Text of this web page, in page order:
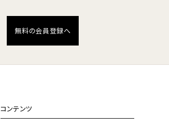
無料の会員登録へ
コンテンツ